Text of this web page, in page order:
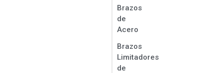
Brazos
de
Acero
Brazos
Limitadores
de